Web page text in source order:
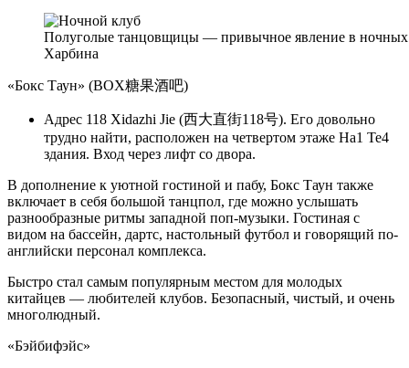
Полуголые танцовщицы — привычное явление в ночных
Харбина
«Бокс Таун» (BOX糖果酒吧)
Адрес 118 Xidazhi Jie (西大直街118号). Его довольно
трудно найти, расположен на четвертом этаже Ha1 Te4
здания. Вход через лифт со двора.
В дополнение к уютной гостиной и пабу, Бокс Таун также
включает в себя большой танцпол, где можно услышать
разнообразные ритмы западной поп-музыки. Гостиная с
видом на бассейн, дартс, настольный футбол и говорящий по-
английски персонал комплекса.
Быстро стал самым популярным местом для молодых
китайцев — любителей клубов. Безопасный, чистый, и очень
многолюдный.
«Бэйбифэйс»